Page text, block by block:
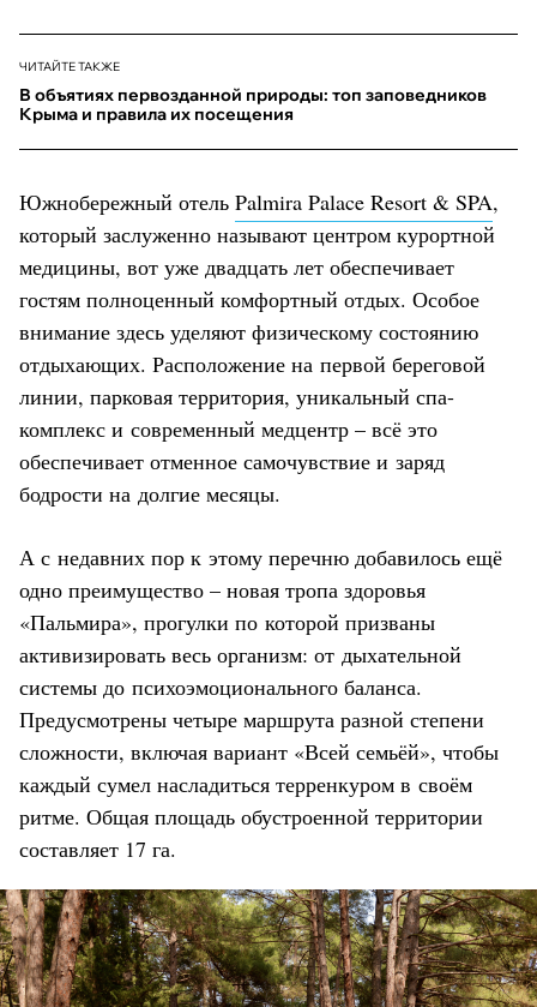
ЧИТАЙТЕ ТАКЖЕ
В объятиях первозданной природы: топ заповедников
Крыма и правила их посещения
Южнобережный отель Palmira Palace Resort & SPA,
который заслуженно называют центром курортной
медицины, вот уже двадцать лет обеспечивает
гостям полноценный комфортный отдых. Особое
внимание здесь уделяют физическому состоянию
отдыхающих. Расположение на первой береговой
линии, парковая территория, уникальный спа-
комплекс и современный медцентр – всё это
обеспечивает отменное самочувствие и заряд
бодрости на долгие месяцы.
А с недавних пор к этому перечню добавилось ещё
одно преимущество – новая тропа здоровья
«Пальмира», прогулки по которой призваны
активизировать весь организм: от дыхательной
системы до психоэмоционального баланса.
Предусмотрены четыре маршрута разной степени
сложности, включая вариант «Всей семьёй», чтобы
каждый сумел насладиться терренкуром в своём
ритме. Общая площадь обустроенной территории
составляет 17 га.